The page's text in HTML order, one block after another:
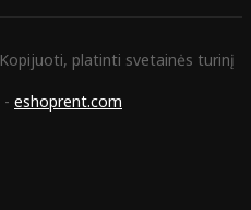
platinti svetainės turinį
- eshoprent.com